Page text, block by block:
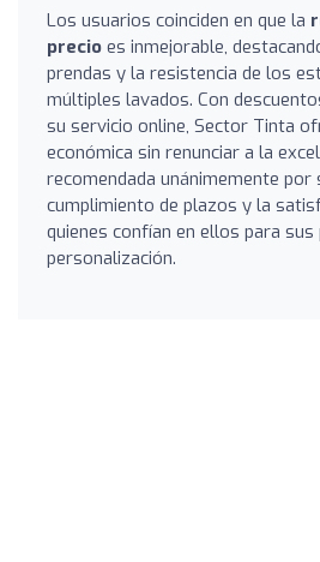
Los usuarios coinciden en que la
precio es inmejorable,
prendas y la resistencia de los
múltiples lavados. Con
su servicio online, Sector Tinta
económica sin renunciar a la
recomendada unánimemente por
cumplimiento de plazos y la
quienes confían en ellos para
personalización.